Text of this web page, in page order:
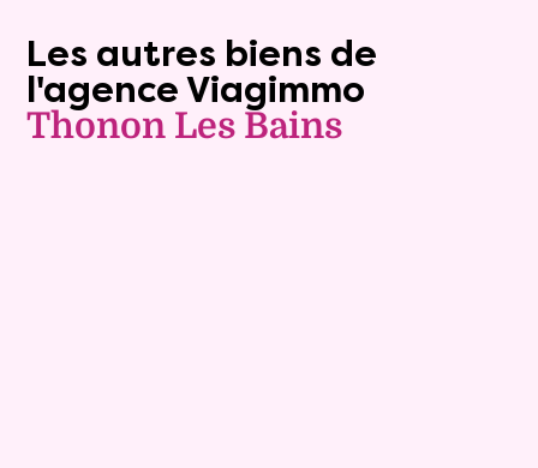
Les autres biens de
l'agence Viagimmo
Thonon Les Bains